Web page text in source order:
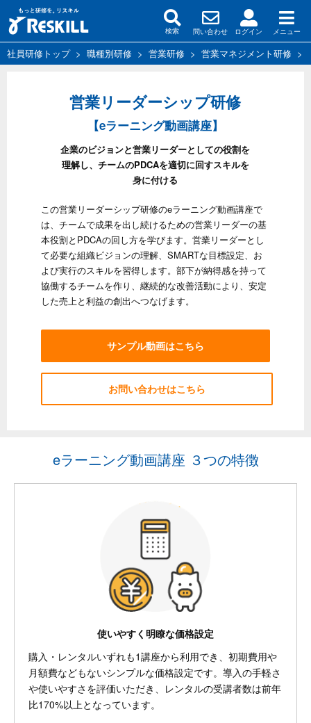
検索 問い合わせ ログイン メニュー
社員研修トップ> 職種別研修 > 営業研修 > 営業マネジメント研修 >
営業リーダーシップ研修
【eラーニング動画講座】
企業のビジョンと営業リーダーとしての役割を
理解し、チームのPDCAを適切に回すスキルを
身に付ける
この営業リーダーシップ研修のeラーニング動画講座で
は、チームで成果を出し続けるための営業リーダーの基
本役割とPDCAの回し方を学びます。営業リーダーとし
て必要な組織ビジョンの理解、SMARTな目標設定、お
よび実行のスキルを習得します。部下が納得感を持って
協働するチームを作り、継続的な改善活動により、安定
した売上と利益の創出へつなげます。
サンプル動画はこちら
お問い合わせはこちら
eラーニング動画講座 ３つの特徴
使いやすく明瞭な価格設定
購入・レンタルいずれも1講座から利用でき、初期費用や
月額費などもないシンプルな価格設定です。導入の手軽さ
や使いやすさを評価いただき、レンタルの受講者数は前年
比170%以上となっています。